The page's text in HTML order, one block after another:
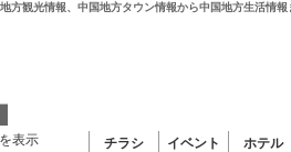
方観光情報、中国地方タウン情報から中国地方生活情報
表示 チラシ イベント ホテル